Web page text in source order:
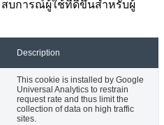
สบการณ์ผู้ใช้ที่ดีขึ้นสำหรับผู้
Description
This cookie is installed by Google
Universal Analytics to restrain
request rate and thus limit the
collection of data on high traffic
sites.